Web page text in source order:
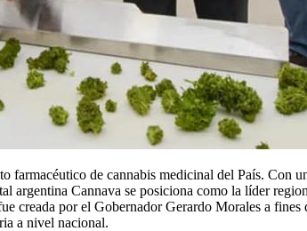
de cannabis medicinal del País. Con
argentina Cannava se posiciona como la líder
creada por el Gobernador Gerardo Morales a
a nivel nacional.